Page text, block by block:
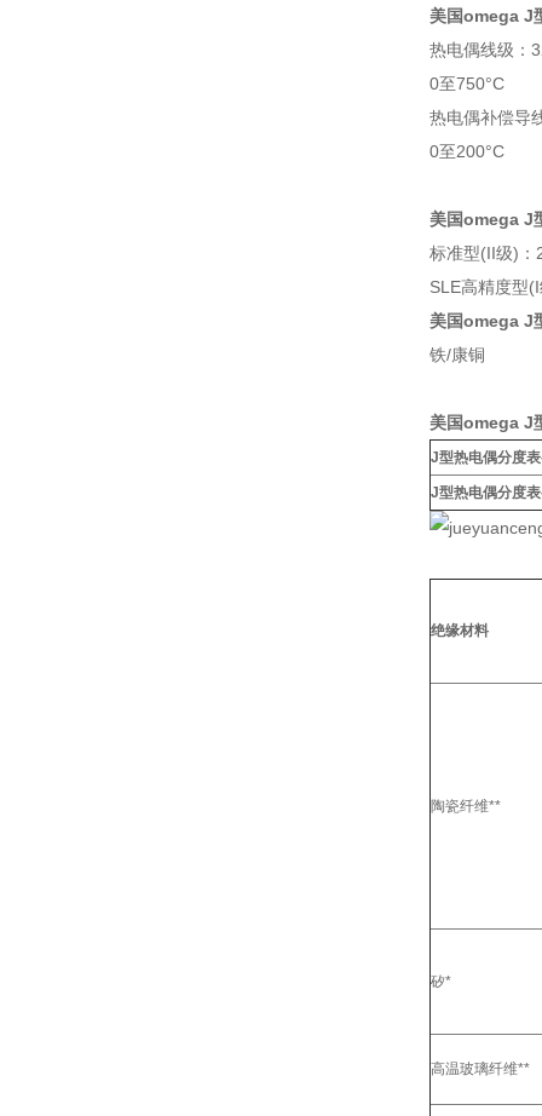
美国omega J
热电偶线级：
0至750°C
热电偶补偿导
0至200°C
美国omega J
标准型(II级)：
SLE高精度型
美国omega J
铁/康铜
美国omega J
J型热电偶分度
J型热电偶分度
绝缘材料
陶瓷纤维**
矽*
高温玻璃纤维**